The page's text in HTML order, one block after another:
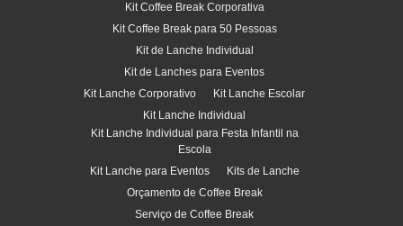
Kit Coffee Break Corporativa
Kit Coffee Break para 50 Pessoas
Kit de Lanche Individual
Kit de Lanches para Eventos
Kit Lanche Corporativo
Kit Lanche Escolar
Kit Lanche Individual
Kit Lanche Individual para Festa Infantil na
Escola
Kit Lanche para Eventos
Kits de Lanche
Orçamento de Coffee Break
Serviço de Coffee Break